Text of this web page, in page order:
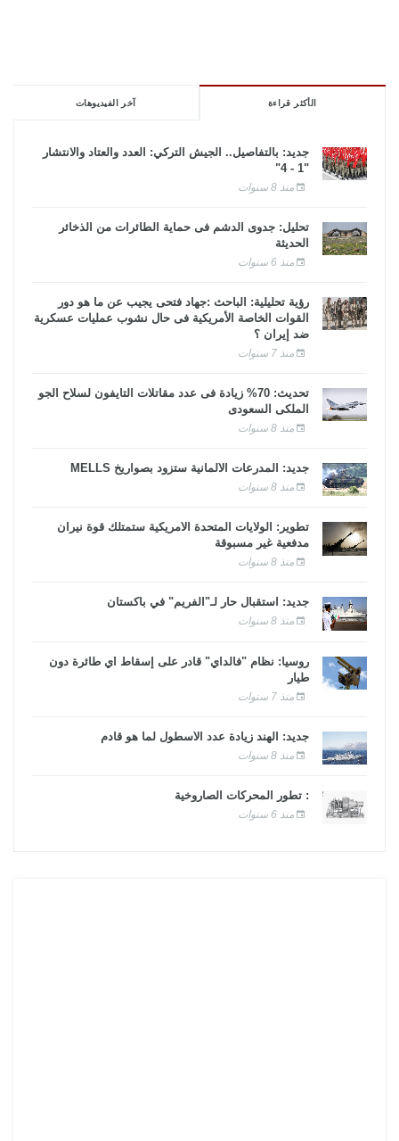
الأكثر قراءة آخر الفيديوهات
جديد: بالتفاصيل.. الجيش التركي: العدد والعتاد والانتشار
"1 - 4"
منذ 8 سنوات
تحليل: جدوى الدشم فى حماية الطائرات من الذخائر
الحديثة
منذ 6 سنوات
رؤية تحليلية: الباحث :جهاد فتحى يجيب عن ما هو دور
القوات الخاصة الأمريكية فى حال نشوب عمليات عسكرية
ضد إيران ؟
منذ 7 سنوات
تحديث: 70% زيادة فى عدد مقاتلات التايفون لسلاح الجو
الملكى السعودى
منذ 8 سنوات
جديد: المدرعات الألمانية ستزود بصواريخ MELLS
منذ 8 سنوات
تطوير: الولايات المتحدة الأمريكية ستمتلك قوة نيران
مدفعية غير مسبوقة
منذ 8 سنوات
جديد: استقبال حار لـ"الفريم" في باكستان
منذ 8 سنوات
روسيا: نظام "فالداي" قادر على إسقاط أي طائرة دون
طيار
منذ 7 سنوات
جديد: الهند زيادة عدد الأسطول لما هو قادم
منذ 8 سنوات
: تطور المحركات الصاروخية
منذ 6 سنوات